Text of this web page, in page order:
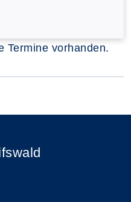
Termine vorhanden.